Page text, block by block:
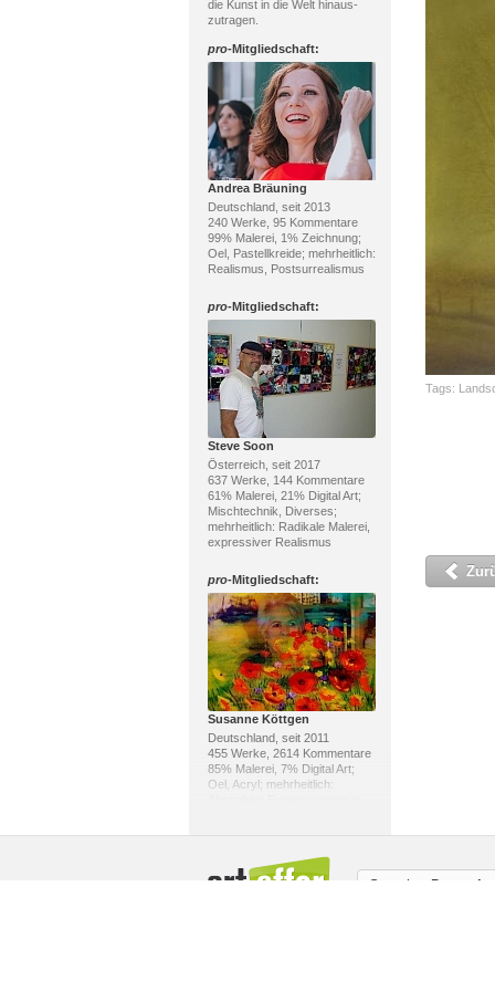
die Kunst in die Welt hinaus-
zutragen.
pro-Mitgliedschaft:
Andrea Bräuning
Deutschland, seit 2013
240 Werke, 95 Kommentare
99% Malerei, 1% Zeichnung;
Oel, Pastellkreide; mehrheitlich:
Realismus, Postsurrealismus
pro-Mitgliedschaft:
Steve Soon
Österreich, seit 2017
637 Werke, 144 Kommentare
61% Malerei, 21% Digital Art;
Mischtechnik, Diverses;
mehrheitlich: Radikale Malerei,
expressiver Realismus
pro-Mitgliedschaft:
Susanne Köttgen
Deutschland, seit 2011
455 Werke, 2614 Kommentare
85% Malerei, 7% Digital Art;
Oel, Acryl; mehrheitlich:
Tags:
Sprache: Deutsch